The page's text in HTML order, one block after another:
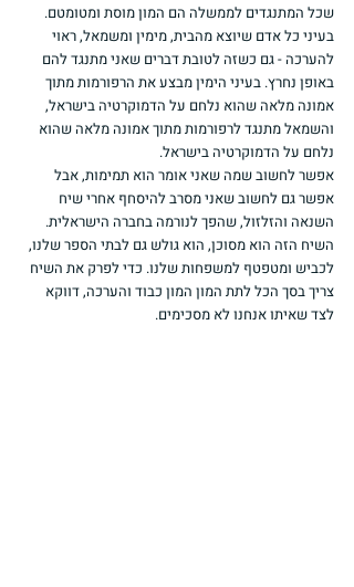
שכל המתנגדים לממשלה הם המון מוסת ומטומטם.
בעיני כל אדם שיוצא מהבית, מימין ומשמאל, ראוי
להערכה - גם כשזה לטובת דברים שאני מתנגד להם
באופן נחרץ. בעיני הימין מבצע את הרפורמות מתוך
אמונה מלאה שהוא נלחם על הדמוקרטיה בישראל,
והשמאל מתנגד לרפורמות מתוך אמונה מלאה שהוא
נלחם על הדמוקרטיה בישראל.
אפשר לחשוב שמה שאני אומר הוא תמימות, אבל
אפשר גם לחשוב שאני מסרב להיסחף אחרי שיח
השנאה והזלזול, שהפך לנורמה בחברה הישראלית.
השיח הזה הוא מסוכן, הוא גולש גם לבתי הספר שלנו,
לכביש ומטפטף למשפחות שלנו. כדי לפרק את השיח
צריך בסך הכל לתת המון המון כבוד והערכה, דווקא
לצד שאיתו אנחנו לא מסכימים.